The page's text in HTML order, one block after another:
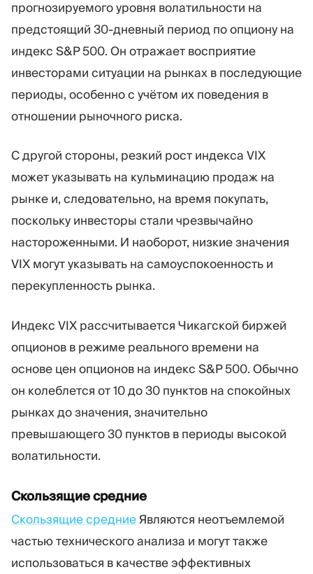
прогнозируемого уровня волатильности на
предстоящий 30-дневный период по опциону на
индекс S&P 500. Он отражает восприятие
инвесторами ситуации на рынках в последующие
периоды, особенно с учётом их поведения в
отношении рыночного риска.
С другой стороны, резкий рост индекса VIX
может указывать на кульминацию продаж на
рынке и, следовательно, на время покупать,
поскольку инвесторы стали чрезвычайно
настороженными. И наоборот, низкие значения
VIX могут указывать на самоуспокоенность и
перекупленность рынка.
Индекс VIX рассчитывается Чикагской биржей
опционов в режиме реального времени на
основе цен опционов на индекс S&P 500. Обычно
он колеблется от 10 до 30 пунктов на спокойных
рынках до значения, значительно
превышающего 30 пунктов в периоды высокой
волатильности.
Скользящие средние
Скользящие средниеЯвляются неотъемлемой
частью технического анализа и могут также
использоваться в качестве эффективных